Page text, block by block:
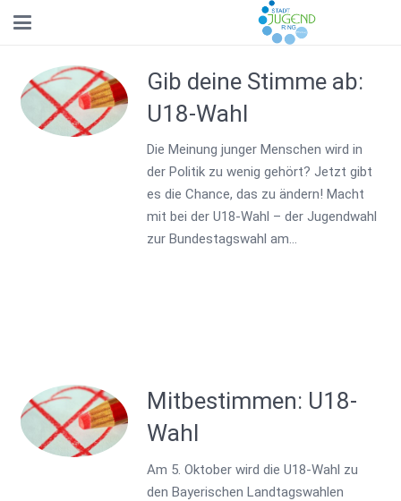
Gib deine Stimme ab:
U18-Wahl
Die Meinung junger Menschen wird in
der Politik zu wenig gehört? Jetzt gibt
es die Chance, das zu ändern! Macht
mit bei der U18-Wahl – der Jugendwahl
zur Bundestagswahl am…
Mitbestimmen: U18-
Wahl
Am 5. Oktober wird die U18-Wahl zu
den Bayerischen Landtagswahlen